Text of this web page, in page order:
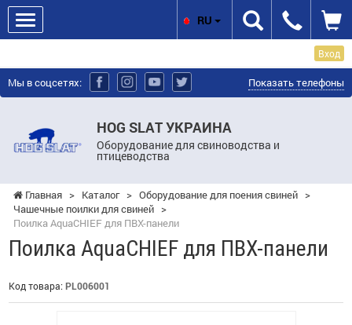
Вход
Мы в соцсетях: Показать телефоны
HOG SLAT УКРАИНА
Оборудование для свиноводства и
птицеводства
RU
Главная > Каталог > Оборудование для поения свиней >
Чашечные поилки для свиней >
Поилка AquaCHIEF для ПВХ-панели
Поилка AquaCHIEF для ПВХ-панели
Код товара: PL006001